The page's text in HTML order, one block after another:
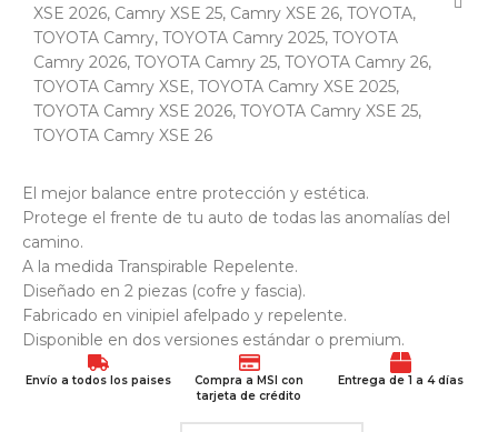
XSE 2026, Camry XSE 25, Camry XSE 26, TOYOTA,
TOYOTA Camry, TOYOTA Camry 2025, TOYOTA
Camry 2026, TOYOTA Camry 25, TOYOTA Camry 26,
TOYOTA Camry XSE, TOYOTA Camry XSE 2025,
TOYOTA Camry XSE 2026, TOYOTA Camry XSE 25,
TOYOTA Camry XSE 26
El mejor balance entre protección y estética.
Protege el frente de tu auto de todas las anomalías del
camino.
A la medida Transpirable Repelente.
Diseñado en 2 piezas (cofre y fascia).
Fabricado en vinipiel afelpado y repelente.
Disponible en dos versiones estándar o premium.
Envío a todos los paises
Compra a MSI con
tarjeta de crédito
Entrega de 1 a 4 días